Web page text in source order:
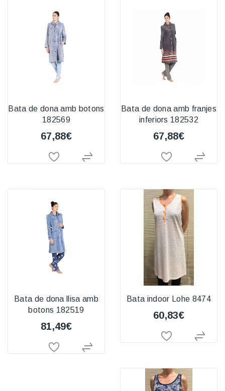
Bata de dona amb botons
182569
67,88€
Bata de dona amb franjes
inferiors 182532
67,88€
Bata de dona llisa amb
botons 182519
81,49€
Bata indoor Lohe 8474
60,83€